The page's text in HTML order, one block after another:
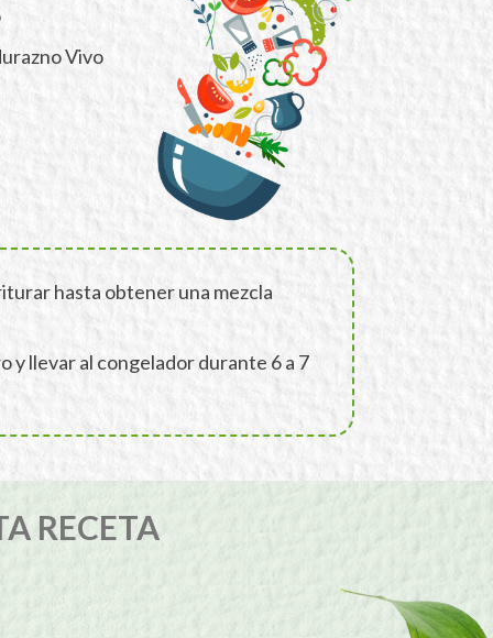
Vivo
hasta obtener una mezcla
y llevar al congelador durante 6 a 7
RECETA